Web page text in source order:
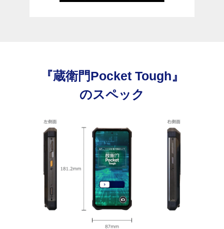
『蔵衛門Pocket Tough』
のスペック